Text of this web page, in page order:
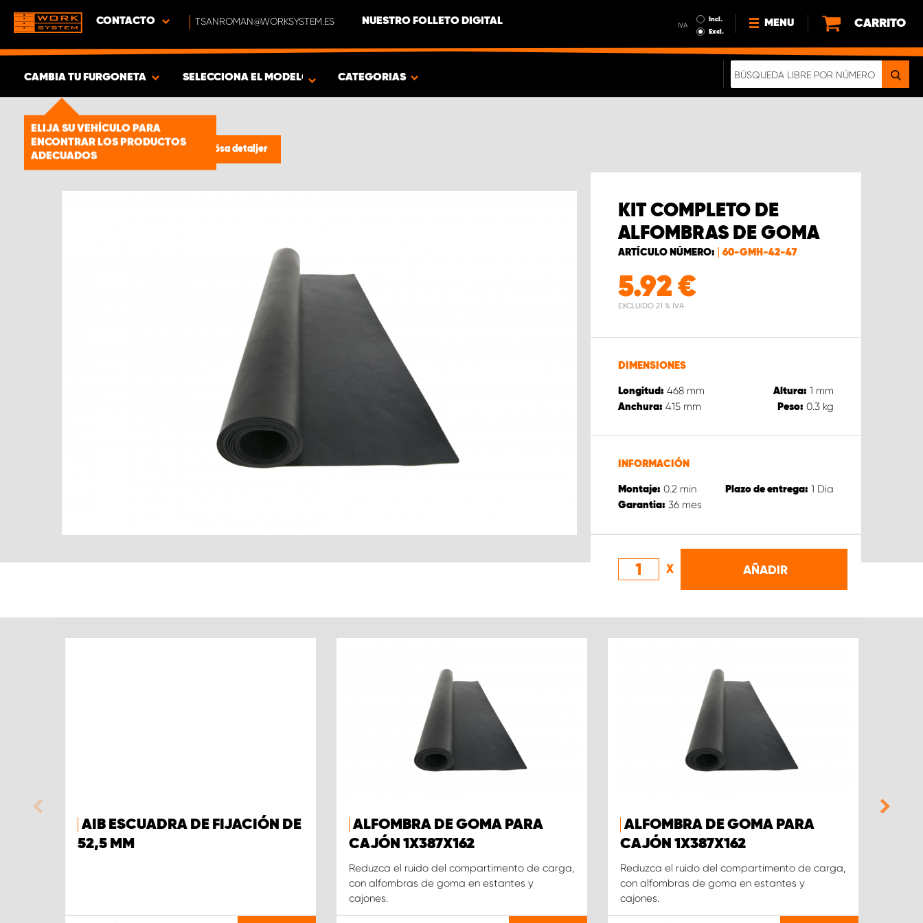
CONTACTO TSANROMAN@WORKSYSTEM.ES NUESTRO FOLLETO DIGITAL IVA
Incl.
Excl.
MENU
NOTICIAS
CARRITO
CAMBIA TU FURGONETA
ELIJA SU VEHÍCULO PARA
ENCONTRAR LOS PRODUCTOS
ADECUADOS
MOSTRAR RESULTADOS -
PRODUCTOS
SELECCIONA EL MODELO CATEGORIAS
Estanterías para furgonetas Lösa detaljer
KIT COMPLETO DE
ALFOMBRAS DE GOMA
ARTÍCULO NÚMERO: 60-GMH-42-47
5.92€
EXCLUIDO 21 % IVA
DIMENSIONES
Longitud: 468 mm Altura: 1 mm
Anchura: 415 mm Peso: 0.3 kg
INFORMACIÓN
Montaje: 0.2 min Plazo de entrega: 1 Dia
Garantia: 36 mes
X AÑADIR
AIB ESCUADRA DE FIJACIÓN DE
52,5 MM
ALFOMBRA DE GOMA PARA
CAJÓN 1X387X162
Reduzca el ruido del compartimento de carga,
con alfombras de goma en estantes y
cajones.
ALFOMBRA DE GOMA PARA
CAJÓN 1X387X162
Reduzca el ruido del compartimento de carga,
con alfombras de goma en estantes y
cajones.